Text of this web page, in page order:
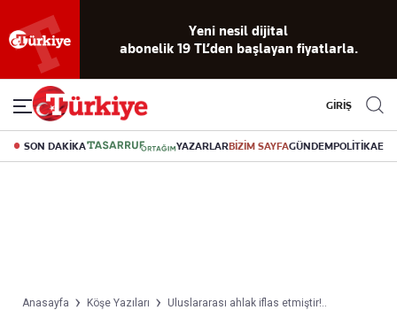
Yeni nesil dijital
abonelik 19 TL’den başlayan fiyatlarla.
GİRİŞ
SON DAKİKA YAZARLARBİZİM SAYFAGÜNDEMPOLİTİKA
Anasayfa Köşe Yazıları Uluslararası ahlak iflas etmiştir!..